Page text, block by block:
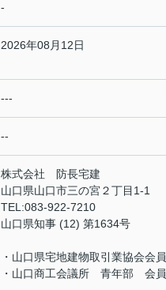
-
2026年08月12日
---
--
株式会社 防長宅建
山口県山口市三の宮２丁目1-1
TEL:083-922-7210
山口県知事 (12) 第1634号
・山口県宅地建物取引業協会会員
・山口商工会議所 青年部 会員